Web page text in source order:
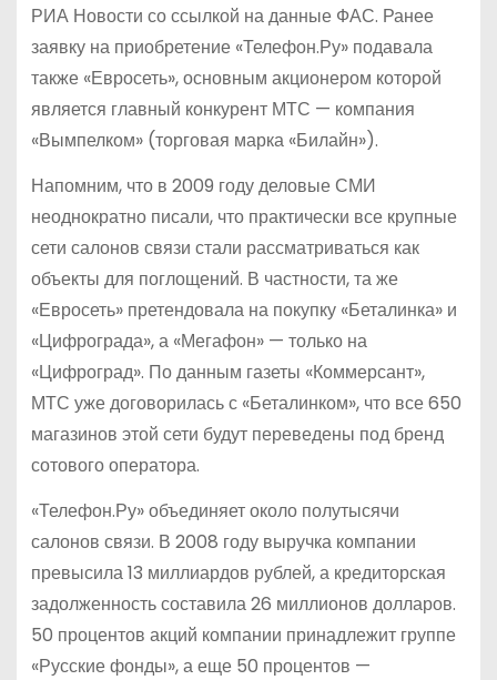
РИА Новости со ссылкой на данные ФАС. Ранее
заявку на приобретение «Телефон.Ру» подавала
также «Евросеть», основным акционером которой
является главный конкурент МТС — компания
«Вымпелком» (торговая марка «Билайн»).
Напомним, что в 2009 году деловые СМИ
неоднократно писали, что практически все крупные
сети салонов связи стали рассматриваться как
объекты для поглощений. В частности, та же
«Евросеть» претендовала на покупку «Беталинка» и
«Цифрограда», а «Мегафон» — только на
«Цифроград». По данным газеты «Коммерсант»,
МТС уже договорилась с «Беталинком», что все 650
магазинов этой сети будут переведены под бренд
сотового оператора.
«Телефон.Ру» объединяет около полутысячи
салонов связи. В 2008 году выручка компании
превысила 13 миллиардов рублей, а кредиторская
задолженность составила 26 миллионов долларов.
50 процентов акций компании принадлежит группе
«Русские фонды», а еще 50 процентов —